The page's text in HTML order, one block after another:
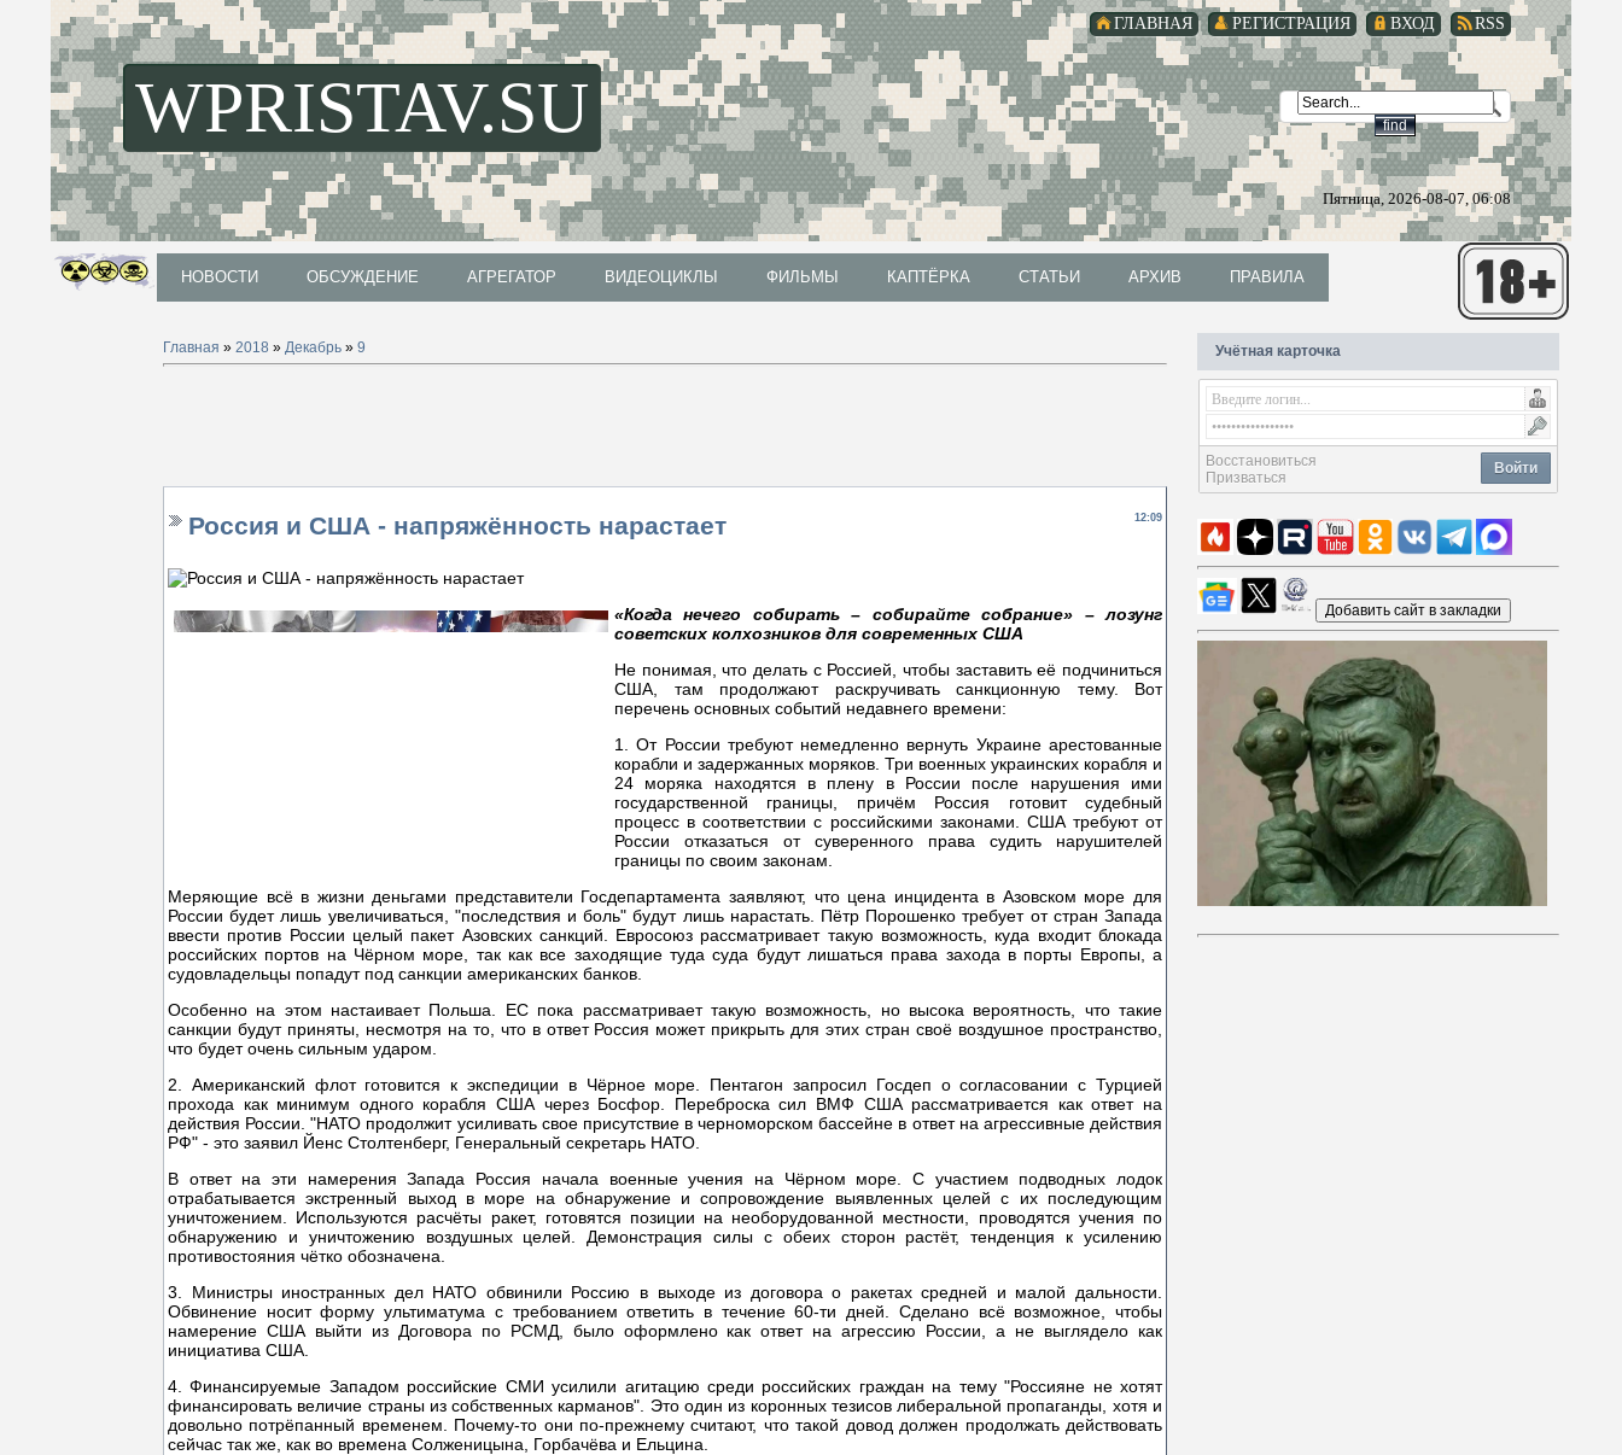
RSS
ВХОД
РЕГИСТРАЦИЯ
ГЛАВНАЯ
WPRISTAV.SU
Пятница, 2026-08-07, 06:08
НОВОСТИ ОБСУЖДЕНИЕ АГРЕГАТОР ВИДЕОЦИКЛЫ ФИЛЬМЫ КАПТЁРКА СТАТЬИ АРХИВ ПРАВИЛА
Главная » 2018 » Декабрь » 9
12:09
Россия и США - напряжённость нарастает
«Когда нечего собирать – собирайте собрание» – лозунг
советских колхозников для современных США
Не понимая, что делать с Россией, чтобы заставить её подчиниться
США, там продолжают раскручивать санкционную тему. Вот
перечень основных событий недавнего времени:
1. От России требуют немедленно вернуть Украине арестованные
корабли и задержанных моряков. Три военных украинских корабля и
24 моряка находятся в плену в России после нарушения ими
государственной границы, причём Россия готовит судебный
процесс в соответствии с российскими законами. США требуют от
России отказаться от суверенного права судить нарушителей
границы по своим законам.
Меряющие всё в жизни деньгами представители Госдепартамента заявляют, что цена инцидента в Азовском море для
России будет лишь увеличиваться, "последствия и боль" будут лишь нарастать. Пётр Порошенко требует от стран Запада
ввести против России целый пакет Азовских санкций. Евросоюз рассматривает такую возможность, куда входит блокада
российских портов на Чёрном море, так как все заходящие туда суда будут лишаться права захода в порты Европы, а
судовладельцы попадут под санкции американских банков.
Особенно на этом настаивает Польша. ЕС пока рассматривает такую возможность, но высока вероятность, что такие
санкции будут приняты, несмотря на то, что в ответ Россия может прикрыть для этих стран своё воздушное пространство,
что будет очень сильным ударом.
2. Американский флот готовится к экспедиции в Чёрное море. Пентагон запросил Госдеп о согласовании с Турцией
прохода как минимум одного корабля США через Босфор. Переброска сил ВМФ США рассматривается как ответ на
действия России. "НАТО продолжит усиливать свое присутствие в черноморском бассейне в ответ на агрессивные действия
РФ" - это заявил Йенс Столтенберг, Генеральный секретарь НАТО.
В ответ на эти намерения Запада Россия начала военные учения на Чёрном море. С участием подводных лодок
отрабатывается экстренный выход в море на обнаружение и сопровождение выявленных целей с их последующим
уничтожением. Используются расчёты ракет, готовятся позиции на необорудованной местности, проводятся учения по
обнаружению и уничтожению воздушных целей. Демонстрация силы с обеих сторон растёт, тенденция к усилению
противостояния чётко обозначена.
3. Министры иностранных дел НАТО обвинили Россию в выходе из договора о ракетах средней и малой дальности.
Обвинение носит форму ультиматума с требованием ответить в течение 60-ти дней. Сделано всё возможное, чтобы
намерение США выйти из Договора по РСМД, было оформлено как ответ на агрессию России, а не выглядело как
инициатива США.
4. Финансируемые Западом российские СМИ усилили агитацию среди российских граждан на тему "Россияне не хотят
финансировать величие страны из собственных карманов". Это один из коронных тезисов либеральной пропаганды, хотя и
довольно потрёпанный временем. Почему-то они по-прежнему считают, что такой довод должен продолжать действовать
сейчас так же, как во времена Солженицына, Горбачёва и Ельцина.
Учётная карточка
Войти
Восстановиться
Призваться